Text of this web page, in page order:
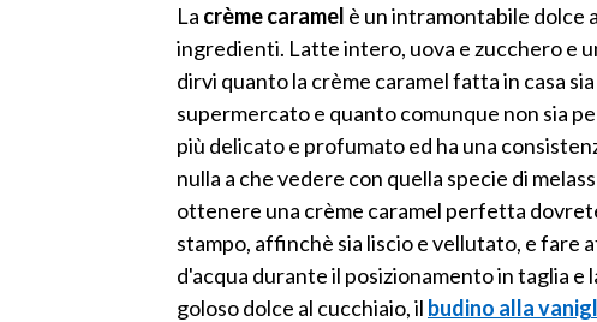
La crème caramel è un intramontabile dolce
ingredienti. Latte intero, uova e zucchero e
dirvi quanto la crème caramel fatta in casa
supermercato e quanto comunque non sia
più delicato e profumato ed ha una
nulla a che vedere con quella specie di
ottenere una crème caramel perfetta
stampo, affinchè sia liscio e vellutato, e fare
d'acqua durante il posizionamento in taglia
goloso dolce al cucchiaio, il budino alla